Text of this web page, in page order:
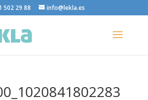
502 29 88 info@lekla.es